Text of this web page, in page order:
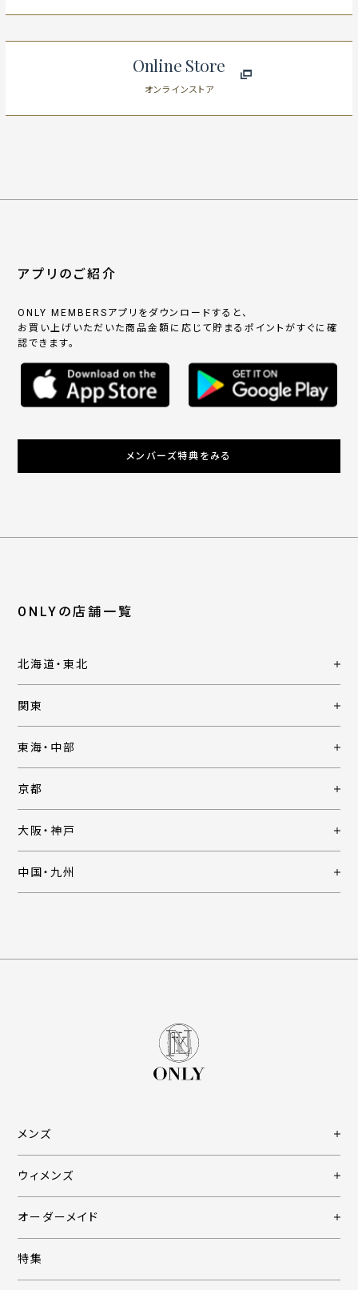
Online Store
オンラインストア
アプリのご紹介
ONLY MEMBERSアプリをダウンロードすると、
お買い上げいただいた商品金額に応じて貯まるポイントがすぐに確
認できます。
メンバーズ特典をみる
ONLYの店舗一覧
北海道・東北
関東
東海・中部
京都
大阪・神戸
中国・九州
メンズ
ウィメンズ
オーダーメイド
特集